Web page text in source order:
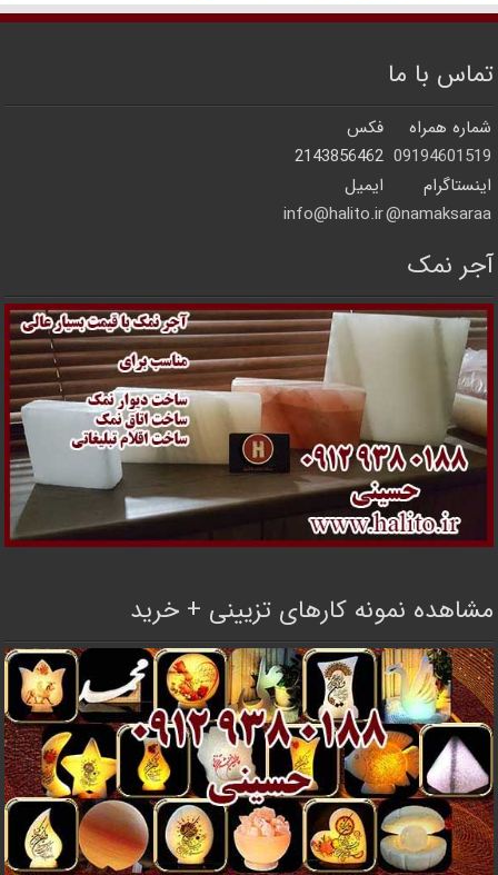
تماس با ما
شماره همراه
فکس
09194601519
2143856462
اینستاگرام
ایمیل
namaksaraa@
info@halito.ir
آجر نمک
مشاهده نمونه کارهای تزیینی + خرید